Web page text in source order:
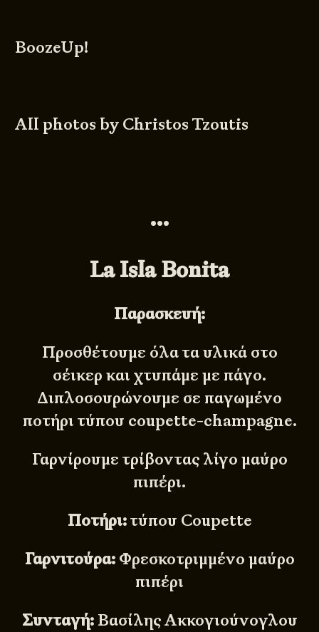
BoozeUp!
All photos by Christos Tzoutis
•••
La Isla Bonita
Παρασκευή:
Προσθέτουμε όλα τα υλικά στο
σέικερ και χτυπάμε με πάγο.
Διπλοσουρώνουμε σε παγωμένο
ποτήρι τύπου coupette-champagne.
Γαρνίρουμε τρίβοντας λίγο μαύρο
πιπέρι.
Ποτήρι:τύπου Coupette
Γαρνιτούρα:Φρεσκοτριμμένο μαύρο
πιπέρι
Συνταγή:Βασίλης Ακκογιούνογλου